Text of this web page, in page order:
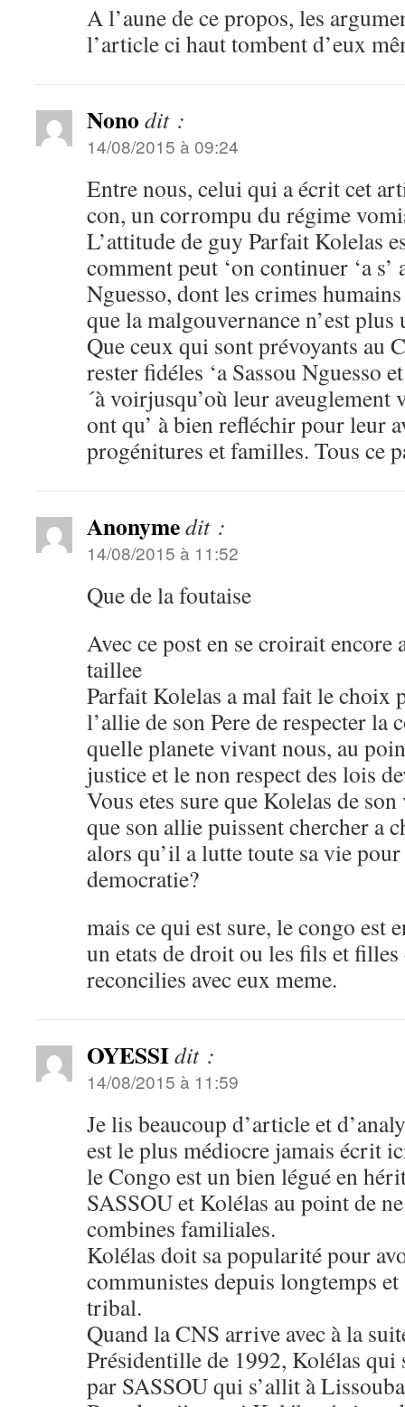
A l’aune de ce propos, les
l’article ci haut tombent d’eux
Nono dit :
14/08/2015 à 09:24
Entre nous, celui qui a écrit cet
con, un corrompu du régime
L’attitude de guy Parfait Kolelas
comment peut ‘on continuer ‘a s’
Nguesso, dont les crimes
que la malgouvernance n’est plus
Que ceux qui sont prévoyants au
rester fidéles ‘a Sassou Nguesso
´à voirjusqu’où leur aveuglement
ont qu’ à bien refléchir pour leur
progénitures et familles. Tous ce
Anonymedit :
14/08/2015 à 11:52
Que de la foutaise
Avec ce post en se croirait
taillee
Parfait Kolelas a mal fait le choix
l’allie de son Pere de respecter la
quelle planete vivant nous, au
justice et le non respect des lois
Vous etes sure que Kolelas de
que son allie puissent chercher a
alors qu’il a lutte toute sa vie
democratie?
mais ce qui est sure, le congo est
un etats de droit ou les fils et filles
reconcilies avec eux meme.
OYESSIdit :
14/08/2015 à 11:59
Je lis beaucoup d’article et
est le plus médiocre jamais écrit
le Congo est un bien légué en
SASSOU et Kolélas au point de
combines familiales.
Kolélas doit sa popularité pour
communistes depuis longtemps
tribal.
Quand la CNS arrive avec à la
Présidentille de 1992, Kolélas qui
par SASSOU qui s’allit à